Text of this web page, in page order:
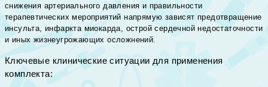
снижения артериального давления и правильности
терапевтических мероприятий напрямую зависят предотвращение
инсульта, инфаркта миокарда, острой сердечной недостаточности
и иных жизнеугрожающих осложнений.
Ключевые клинические ситуации для применения
комплекта: